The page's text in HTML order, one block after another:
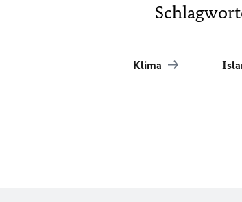
Klima